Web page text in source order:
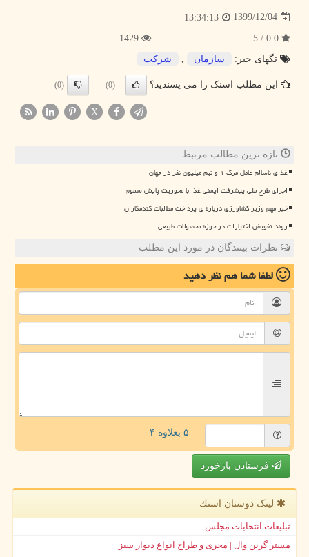
1399/12/04
13:34:13
تگهای خبر:
سازمان شركت
این مطلب اسنک را می پسندید؟ (0)
(0)
X
تازه ترین مطالب مرتبط
غذای ناسالم عامل مرگ ۱ و نیم میلیون نفر در جهان
اجرای طرح ملی پیشرفت ایمنی غذا با محوریت پایش سموم
خبر مهم وزیر کشاورزی درباره ی پرداخت مطالبات گندمکاران
روند تفویض اختیارات در حوزه محصولات طبیعی
نظرات بینندگان در مورد این مطلب
لطفا شما همنظر دهید
= ۵ بعلاوه ۴
فرستادن بازخورد
لینک دوستان اسنك
تبلیغات انتخابات مجلس
مستر گرین وال | مجری و طراح انواع دیوار سبز